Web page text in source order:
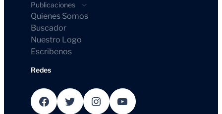
Publicaciones
Quienes Somos
Buscador
Nuestro Logo
Escribenos
Redes
Facebook Twitter Instagram YouTube